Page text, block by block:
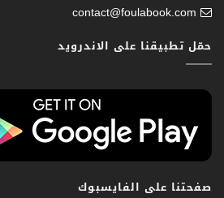
contact@foulabook.com
حمّل تطبيقنا على الاندرويد
صفحتنا على الفايسبوك